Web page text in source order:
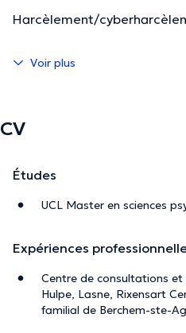
Harcèlement/
Voir plus
CV
Études
UCL Master en sciences
Expériences
Centre de consultations
Hulpe, Lasne, Rixensart
familial de Berchem-ste-